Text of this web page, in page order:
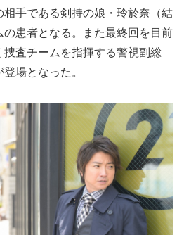
手である剣持の娘・玲於奈（結
患者となる。また最終回を目前
査チームを指揮する警視副総
場となった。